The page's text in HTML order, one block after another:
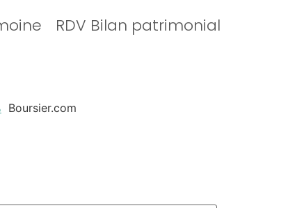
RDV Bilan patrimonial
Boursier.com